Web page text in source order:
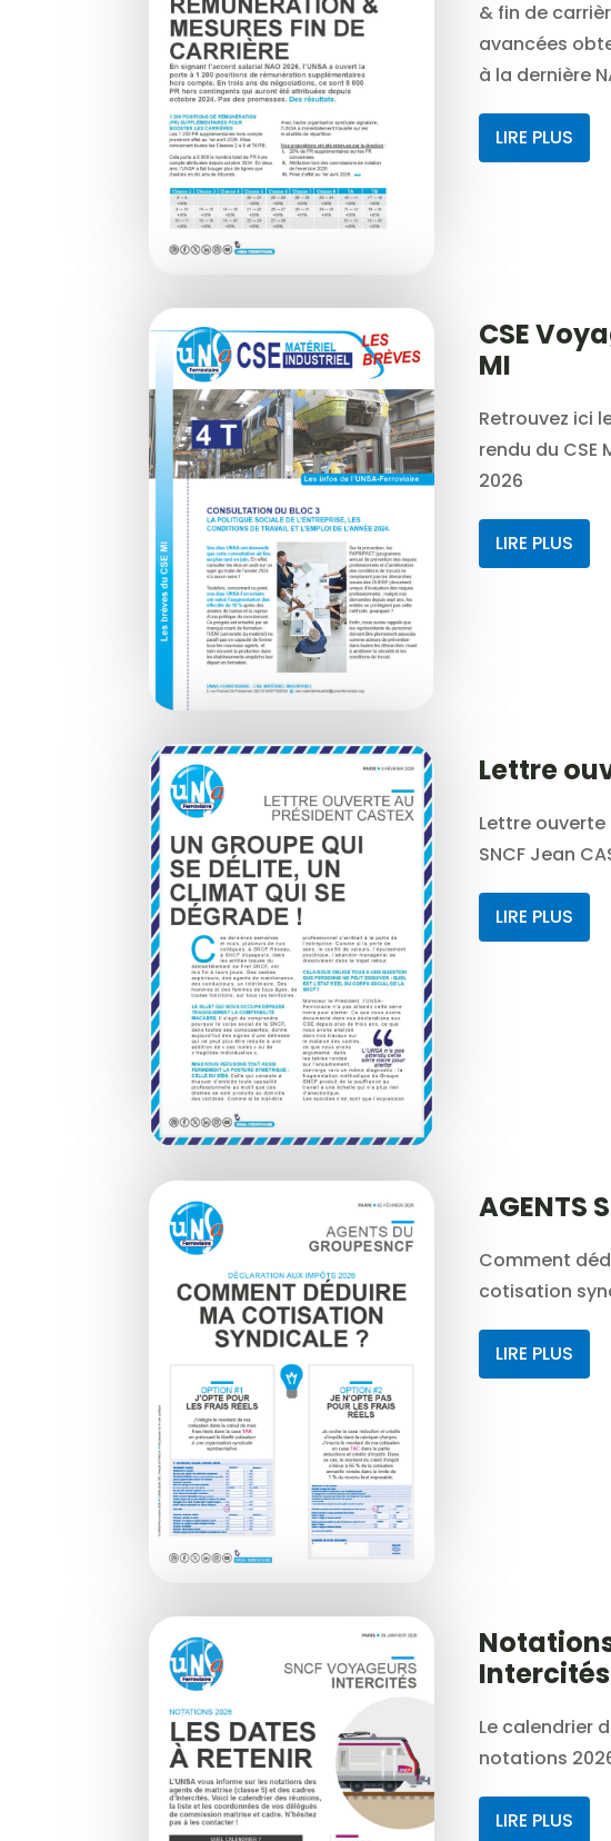
& fin de
avancées
à la dernière
LIRE PLUS
CSE
MI
Retrouvez ici
rendu du CSE
2026
LIRE PLUS
Lettre
Lettre ouverte
SNCF Jean
LIRE PLUS
AGENTS
Comment
cotisation
LIRE PLUS
Intercités
Le calendrier
notations
LIRE PLUS